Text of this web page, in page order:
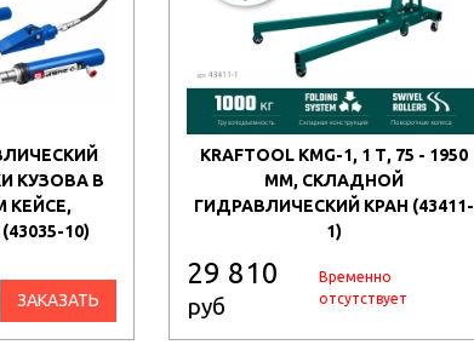
КУЗОВА В
КЕЙСЕ,
10)
ЗАКАЗАТЬ
KRAFTOOL KMG-1, 1 Т, 75 - 1950
ММ, СКЛАДНОЙ
ГИДРАВЛИЧЕСКИЙ КРАН (43411-
1)
29 810
руб
Временно
отсутствует